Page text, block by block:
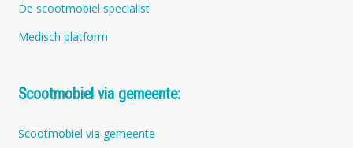
De scootmobiel specialist
Medisch platform
Scootmobiel via gemeente:
Scootmobiel via gemeente